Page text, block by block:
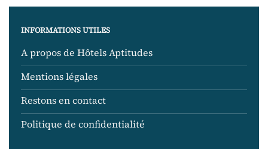
INFORMATIONS UTILES
A propos de Hôtels Aptitudes
Mentions légales
Restons en contact
Politique de confidentialité